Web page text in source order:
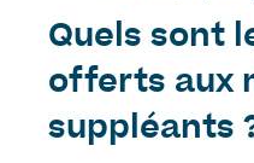
Quels sont
offerts aux
suppléants